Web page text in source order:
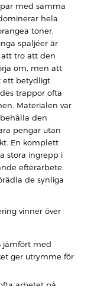
med samma
hela
toner,
spaljéer är
att tro att den
om, men att
ett betydligt
trappor ofta
Materialen var
den
pengar utan
En komplett
stora ingrepp i
efterarbete.
de synliga
vinner över
jämfört med
ger utrymme för